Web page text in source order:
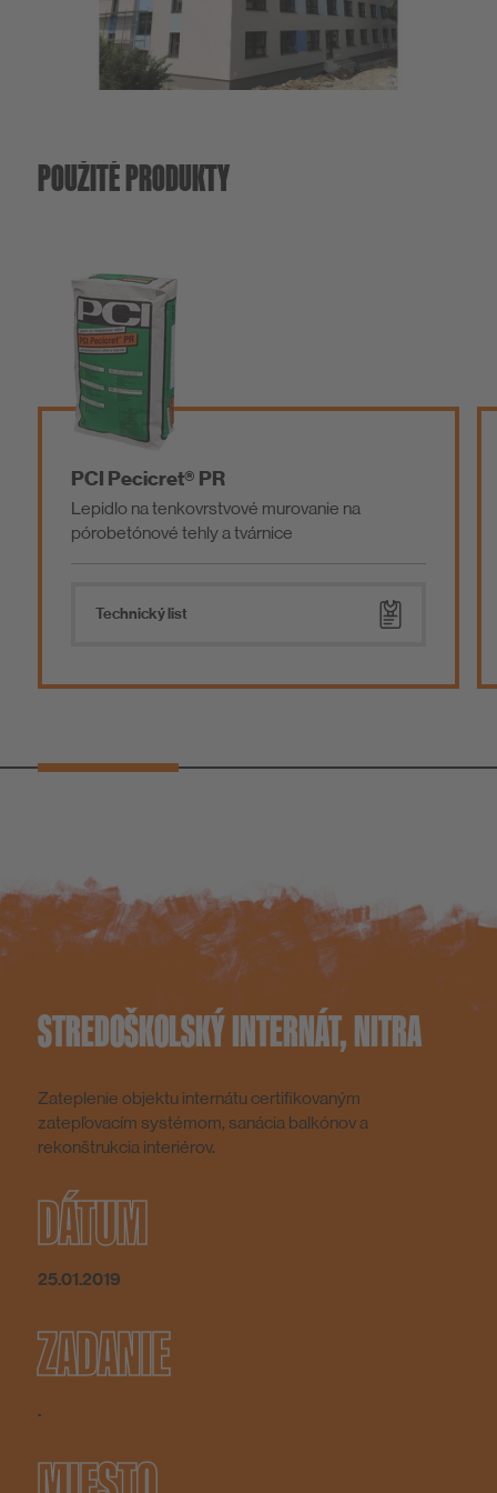
O nás
POUŽITÉ PRODUKTY
PCI Pecicret® PR
Lepidlo na tenkovrstvové murovanie na
pórobetónové tehly a tvárnice
Technický list
STREDOŠKOLSKÝ INTERNÁT, NITRA
Zateplenie objektu internátu certifikovaným
zatepľovacím systémom, sanácia balkónov a
rekonštrukcia interiérov.
DÁTUM
25.01.2019
ZADANIE
.